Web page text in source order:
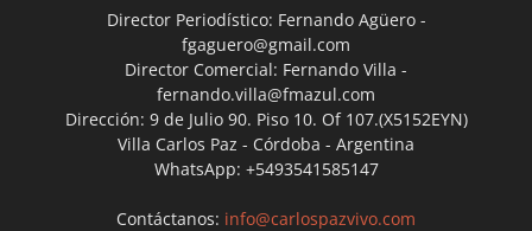
Director Periodístico: Fernando Agüero -
fgaguero@gmail.com
Director Comercial: Fernando Villa -
fernando.villa@fmazul.com
Dirección: 9 de Julio 90. Piso 10. Of 107.(X5152EYN)
Villa Carlos Paz - Córdoba - Argentina
WhatsApp: +5493541585147
Contáctanos: info@carlospazvivo.com